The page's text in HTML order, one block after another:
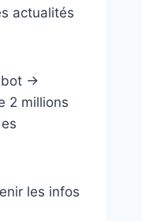
actualités
→
2 millions
les infos